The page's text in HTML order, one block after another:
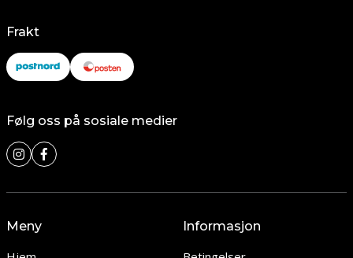
Frakt
Følg oss på sosiale medier
Meny Informasjon